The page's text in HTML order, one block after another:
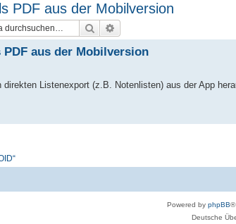
PDF aus der Mobilversion
Suche
aus der Mobilversion
direkten Listenexport (z.B. Notenlisten) aus der App
Powered by phpBB®
Deutsche